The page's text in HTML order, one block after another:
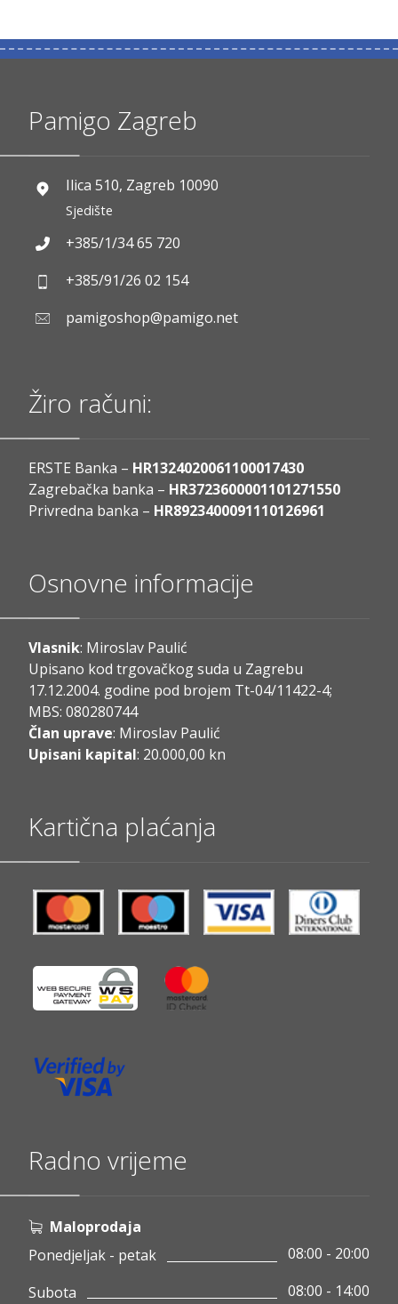
Pamigo Zagreb
Ilica 510, Zagreb 10090
Sjedište
+385/1/34 65 720
+385/91/26 02 154
pamigoshop@pamigo.net
Žiro računi:
ERSTE Banka – HR1324020061100017430
Zagrebačka banka – HR3723600001101271550
Privredna banka – HR8923400091110126961
Osnovne informacije
Vlasnik: Miroslav Paulić
Upisano kod trgovačkog suda u Zagrebu
17.12.2004. godine pod brojem Tt-04/11422-4;
MBS: 080280744
Član uprave: Miroslav Paulić
Upisani kapital: 20.000,00 kn
Kartična plaćanja
Radno vrijeme
Maloprodaja
Ponedjeljak - petak
08:00 - 20:00
Subota
08:00 - 14:00